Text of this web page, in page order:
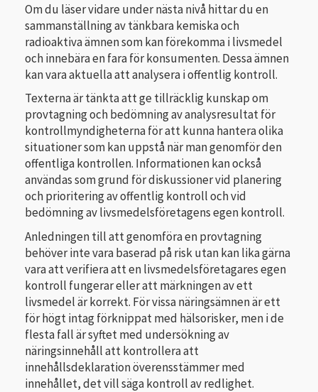
Om du läser vidare under nästa nivå hittar du en
sammanställning av tänkbara kemiska och
radioaktiva ämnen som kan förekomma i livsmedel
och innebära en fara för konsumenten. Dessa ämnen
kan vara aktuella att analysera i offentlig kontroll.
Texterna är tänkta att ge tillräcklig kunskap om
provtagning och bedömning av analysresultat för
kontrollmyndigheterna för att kunna hantera olika
situationer som kan uppstå när man genomför den
offentliga kontrollen. Informationen kan också
användas som grund för diskussioner vid planering
och prioritering av offentlig kontroll och vid
bedömning av livsmedelsföretagens egen kontroll.
Anledningen till att genomföra en provtagning
behöver inte vara baserad på risk utan kan lika gärna
vara att verifiera att en livsmedelsföretagares egen
kontroll fungerar eller att märkningen av ett
livsmedel är korrekt. För vissa näringsämnen är ett
för högt intag förknippat med hälsorisker, men i de
flesta fall är syftet med undersökning av
näringsinnehåll att kontrollera att
innehållsdeklaration överensstämmer med
innehållet, det vill säga kontroll av redlighet.